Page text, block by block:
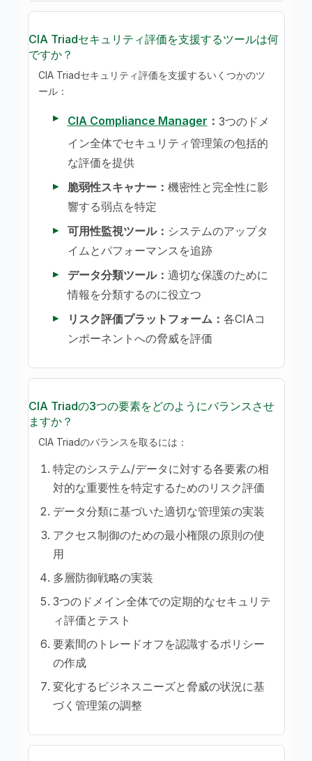
CIA Triadセキュリティ評価を支援するツールは何
ですか？
CIA Triadセキュリティ評価を支援するいくつかのツ
ール：
CIA Compliance Manager ： 3つのドメ
イン全体でセキュリティ管理策の包括的
な評価を提供
脆弱性スキャナー： 機密性と完全性に影
響する弱点を特定
可用性監視ツール： システムのアップタ
イムとパフォーマンスを追跡
データ分類ツール： 適切な保護のために
情報を分類するのに役立つ
リスク評価プラットフォーム： 各CIAコ
ンポーネントへの脅威を評価
CIA Triadの3つの要素をどのようにバランスさせ
ますか？
CIA Triadのバランスを取るには：
特定のシステム/データに対する各要素の相
対的な重要性を特定するためのリスク評価
データ分類に基づいた適切な管理策の実装
アクセス制御のための最小権限の原則の使
用
多層防御戦略の実装
3つのドメイン全体での定期的なセキュリテ
ィ評価とテスト
要素間のトレードオフを認識するポリシー
の作成
変化するビジネスニーズと脅威の状況に基
づく管理策の調整